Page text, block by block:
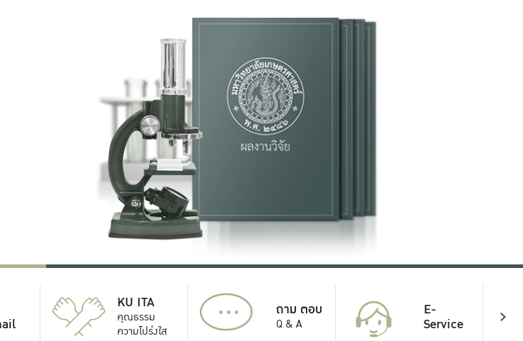
KU ITA
คุณธรรม
ความโปร่งใส
... ถาม ตอบ
Q & A
E-
Service